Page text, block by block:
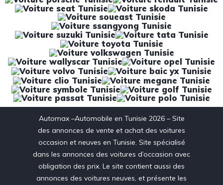
Automax –Automobile en Tunisie 2026 – Site
des annonces de vente et achat des voitures
occasion et neuves en Tunisie. Site spécialisé
dans les annonces des voitures d’occasion avec
obligation des prix. Le site contient aussi des
annonces des voitures neuves, et présente les